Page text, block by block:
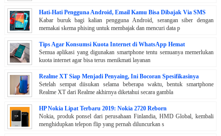
Hati-Hati Pengguna Android, Email Kamu Bisa Dibajak Via SMS
Kabar buruk bagi kalian pengguna Android, serangan siber dengan
memakai skema phising untuk membajak dan mencuri data p
Tips Agar Konsumsi Kuota Internet di WhatsApp Hemat
Semua aplikasi yang digunakan smartphone tentu semuanya memerlukan
kuota internet agar bisa terus menikmati layanan
Realme XT Siap Menjadi Penyaing, Ini Bocoran Spesifikasinya
Setelah sempat diisukan selama beberapa waktu, bentuk smartphone
Realme XT dari Realme akhirnya diketahui secara gambla
HP Nokia Lipat Terbaru 2019: Nokia 2720 Reborn
Nokia, produk ponsel dari perusahaan Finlandia, HMD Global, kembali
menghidupkan telepon flip yang pernah diluncurkan s